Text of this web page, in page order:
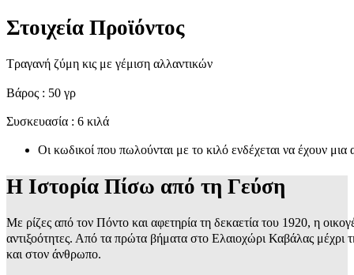
Στοιχεία Προϊόντος
Τραγανή ζύμη κις με γέμιση αλλαντικών
Βάρος : 50 γρ
Συσκευασία : 6 κιλά
Οι κωδικοί που πωλούνται με το κιλό ενδέχεται να έχουν
Η Ιστορία Πίσω από τη Γεύση
Με ρίζες από τον Πόντο και αφετηρία τη δεκαετία του 1920, η
αντιξοότητες. Από τα πρώτα βήματα στο Ελαιοχώρι Καβάλας μέχρι
και στον άνθρωπο.